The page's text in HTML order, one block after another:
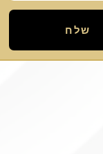
שלח